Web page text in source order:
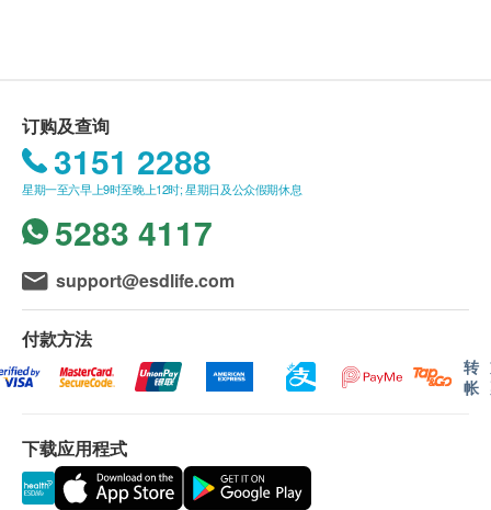
$500 Hutchgo.com 旅遊礼券
乳酸脱氢酶
α-羟丁酸脱氢酶
运动心电图
电脑扫描 重点项目
低剂量肺部电脑扫描
骨质疏松检查
骨质密度检验
艾滋病病毒抗原及抗体
7. 若受检者因自身原因放弃某些检查项目，请在该项
目栏签字确认。
8. 体检完毕后，请将体检流程指引单交给前台工作人
员，以便确认是否有漏检项目。
体检时, 如果遇到医生不会説广东话的情况，深圳
希华爱康健医院可安排医护人员陪同提供翻译服
务。
如果商户页面与体检计划页面的繁体中文、简体中
文、英文三个版本有任何抵触或不相符之处，应以
二、体检报告领取和讲解
体检报告为简体中文版本。
体检报告会在体检后14日内完成，客户可选择以下
途径查看体检报告：
提醒讯息至客户预留的手机号短信息内，点击
链接即可查看；
订购及查询
3151 2288
星期一至六早上9时至晚上12时; 星期日及公众假期休息
5283 4117
support@esdlife.com
付款方法
转
帐
下载应用程式